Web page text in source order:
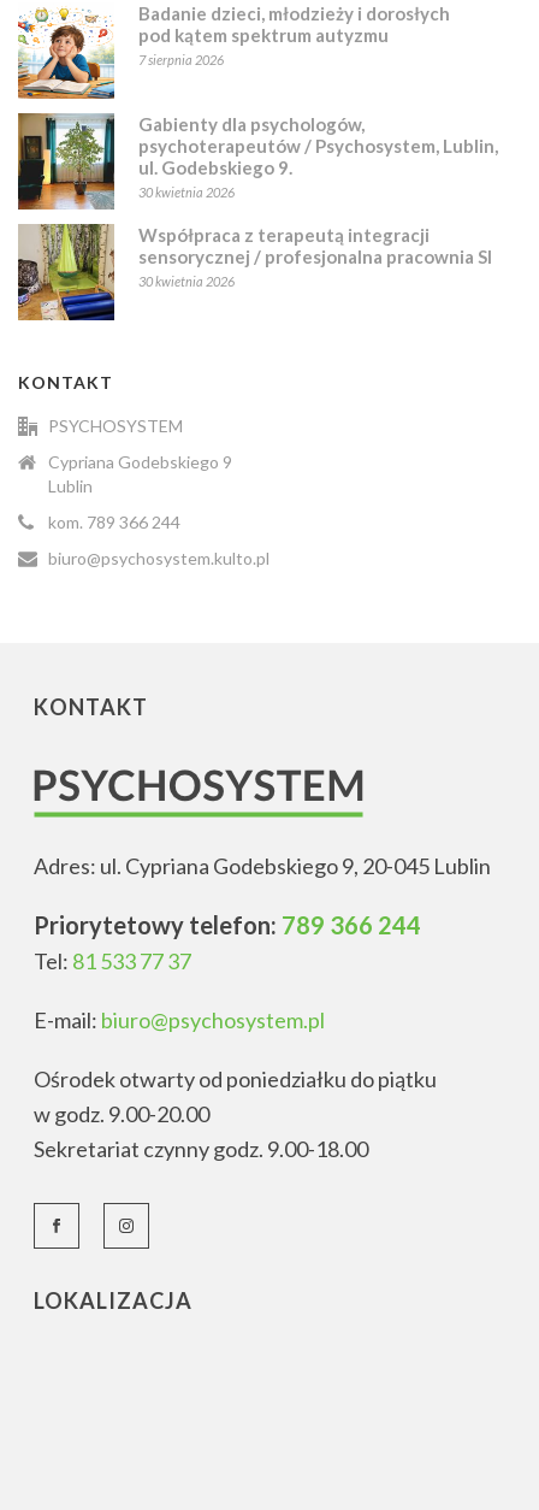
Badanie dzieci, młodzieży i dorosłych
pod kątem spektrum autyzmu
7 sierpnia 2026
Gabienty dla psychologów,
psychoterapeutów / Psychosystem, Lublin,
ul. Godebskiego 9.
30 kwietnia 2026
Współpraca z terapeutą integracji
sensorycznej / profesjonalna pracownia SI
30 kwietnia 2026
KONTAKT
PSYCHOSYSTEM
Cypriana Godebskiego 9
Lublin
kom. 789 366 244
biuro@psychosystem.kulto.pl
KONTAKT
Adres: ul. Cypriana Godebskiego 9, 20-045 Lublin
Priorytetowy telefon: 789 366 244
Tel: 81 533 77 37
E-mail: biuro@psychosystem.pl
Ośrodek otwarty od poniedziałku do piątku
w godz. 9.00-20.00
Sekretariat czynny godz. 9.00-18.00
LOKALIZACJA